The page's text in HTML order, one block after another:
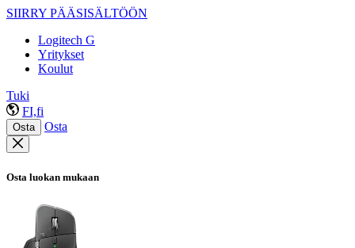
SIIRRY PÄÄSISÄLTÖÖN
Logitech G
Yritykset
Koulut
Tuki
FI,fi
Osta Osta
Osta luokan mukaan